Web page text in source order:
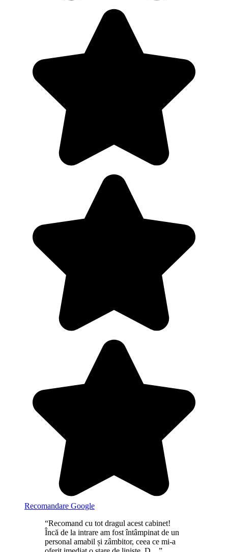
Recomandare Google
“Recomand cu tot dragul acest cabinet!
Încă de la intrare am fost întâmpinat de un
personal amabil și zâmbitor, ceea ce mi-a